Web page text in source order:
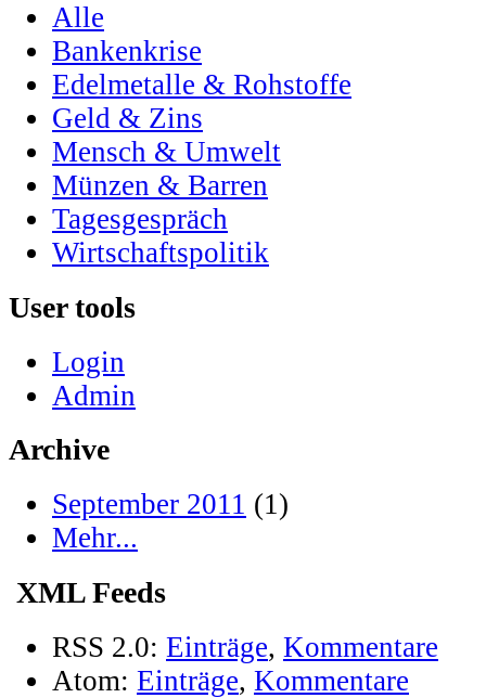
Alle
Bankenkrise
Edelmetalle & Rohstoffe
Geld & Zins
Mensch & Umwelt
Münzen & Barren
Tagesgespräch
Wirtschaftspolitik
User tools
Login
Admin
Archive
September 2011 (1)
Mehr...
XML Feeds
RSS 2.0: Einträge, Kommentare
Atom: Einträge, Kommentare